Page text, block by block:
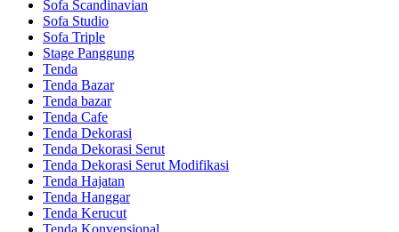
Sofa Scandinavian
Sofa Studio
Sofa Triple
Stage Panggung
Tenda
Tenda Bazar
Tenda bazar
Tenda Cafe
Tenda Dekorasi
Tenda Dekorasi Serut
Tenda Dekorasi Serut Modifikasi
Tenda Hajatan
Tenda Hanggar
Tenda Kerucut
Tenda Konvensional